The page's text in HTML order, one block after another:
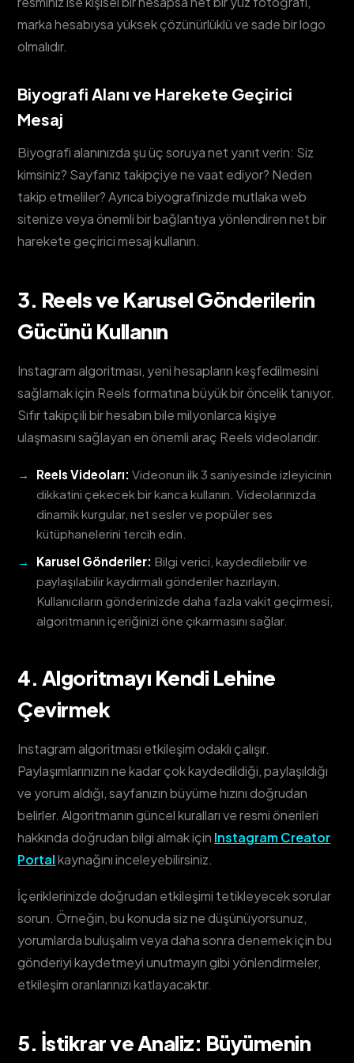
marka hesabıysa yüksek çözünürlüklü ve sade bir logo
olmalıdır.
Biyografi Alanı ve Harekete Geçirici
Mesaj
Biyografi alanınızda şu üç soruya net yanıt verin: Siz
kimsiniz? Sayfanız takipçiye ne vaat ediyor? Neden
takip etmeliler? Ayrıca biyografinizde mutlaka web
sitenize veya önemli bir bağlantıya yönlendiren net bir
harekete geçirici mesaj kullanın.
3. Reels ve Karusel Gönderilerin
Gücünü Kullanın
Instagram algoritması, yeni hesapların keşfedilmesini
sağlamak için Reels formatına büyük bir öncelik tanıyor.
Sıfır takipçili bir hesabın bile milyonlarca kişiye
ulaşmasını sağlayan en önemli araç Reels videolarıdır.
Reels Videoları: Videonun ilk 3 saniyesinde izleyicinin
dikkatini çekecek bir kanca kullanın. Videolarınızda
dinamik kurgular, net sesler ve popüler ses
kütüphanelerini tercih edin.
Karusel Gönderiler: Bilgi verici, kaydedilebilir ve
paylaşılabilir kaydırmalı gönderiler hazırlayın.
Kullanıcıların gönderinizde daha fazla vakit geçirmesi,
algoritmanın içeriğinizi öne çıkarmasını sağlar.
4. Algoritmayı Kendi Lehine
Çevirmek
Instagram algoritması etkileşim odaklı çalışır.
Paylaşımlarınızın ne kadar çok kaydedildiği, paylaşıldığı
ve yorum aldığı, sayfanızın büyüme hızını doğrudan
belirler. Algoritmanın güncel kuralları ve resmi önerileri
hakkında doğrudan bilgi almak için Instagram Creator
Portalkaynağını inceleyebilirsiniz.
İçeriklerinizde doğrudan etkileşimi tetikleyecek sorular
sorun. Örneğin, bu konuda siz ne düşünüyorsunuz,
yorumlarda buluşalım veya daha sonra denemek için bu
gönderiyi kaydetmeyi unutmayın gibi yönlendirmeler,
etkileşim oranlarınızı katlayacaktır.
5. İstikrar ve Analiz: Büyümenin